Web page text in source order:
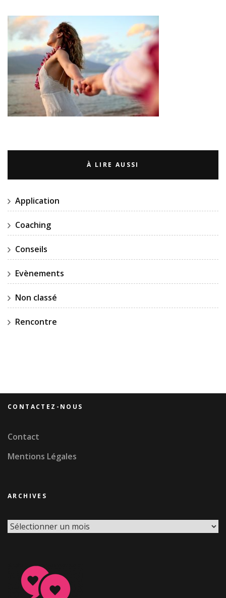
À LIRE AUSSI
Application
Coaching
Conseils
Evènements
Non classé
Rencontre
CONTACTEZ-NOUS
Contact
Mentions Légales
ARCHIVES
Archives